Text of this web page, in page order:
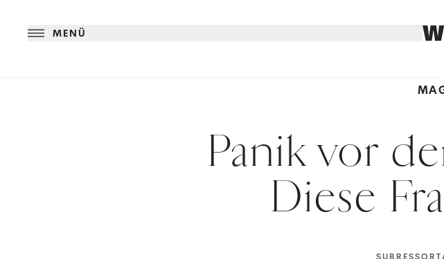
MENÜ
Panik vor
Diese
SUBRESSORT